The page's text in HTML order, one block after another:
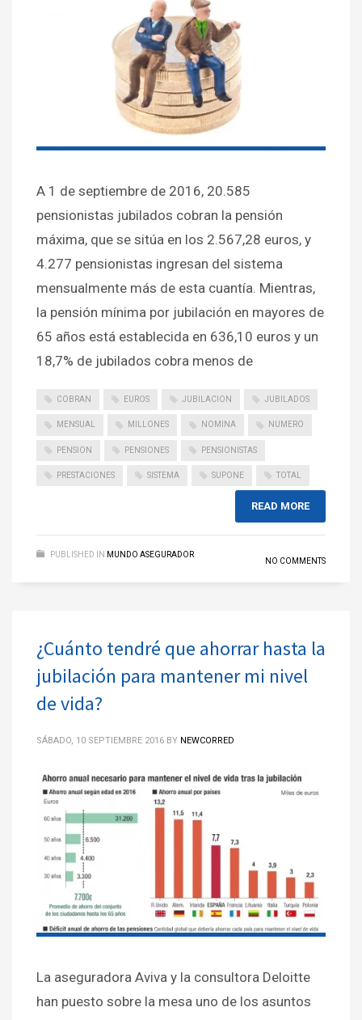
A 1 de septiembre de 2016, 20.585
pensionistas jubilados cobran la pensión
máxima, que se sitúa en los 2.567,28 euros, y
4.277 pensionistas ingresan del sistema
mensualmente más de esta cuantía. Mientras,
la pensión mínima por jubilación en mayores de
65 años está establecida en 636,10 euros y un
18,7% de jubilados cobra menos de
COBRAN EUROS JUBILACION JUBILADOS
MENSUAL MILLONES NOMINA NUMERO
PENSION PENSIONES PENSIONISTAS
PRESTACIONES SISTEMA SUPONE TOTAL
READ MORE
PUBLISHED IN MUNDO ASEGURADOR
NO COMMENTS
¿Cuánto tendré que ahorrar hasta la
jubilación para mantener mi nivel
de vida?
SÁBADO, 10 SEPTIEMBRE 2016 BY NEWCORRED
La aseguradora Aviva y la consultora Deloitte
han puesto sobre la mesa uno de los asuntos